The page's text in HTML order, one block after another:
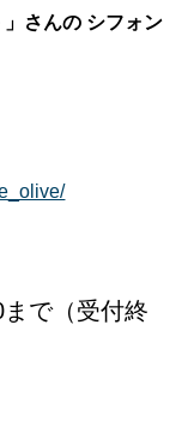
さんの シフォン
で（受付終